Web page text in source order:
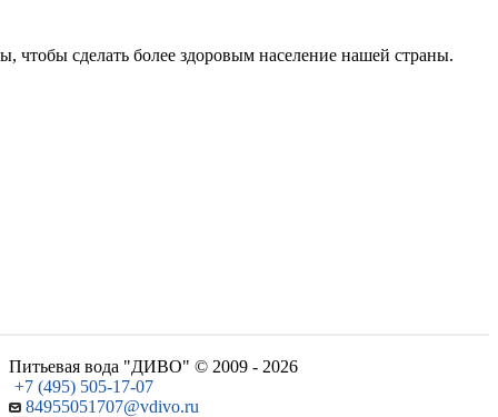
сделать более здоровым население нашей страны.
Питьевая вода "ДИВО" © 2009 - 2026
+7 (495) 505-17-07
84955051707@vdivo.ru